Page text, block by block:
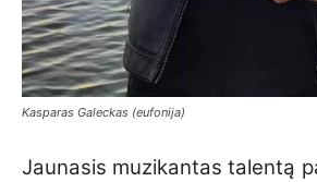
Kasparas Galeckas (eufonija)
Jaunasis muzikantas talentą